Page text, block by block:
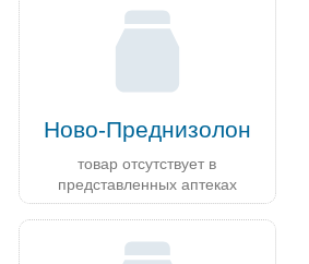
Ново-Преднизолон
товар отсутствует в
представленных аптеках